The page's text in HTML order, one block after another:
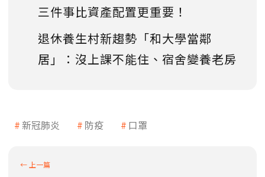
三件事比資產配置更重要！
退休養生村新趨勢「和大學當鄰
居」：沒上課不能住、宿舍變養老房
新冠肺炎 防疫 口罩